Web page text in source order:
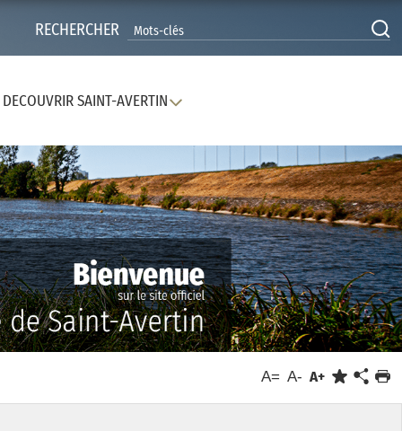
RECHERCHER
DECOUVRIR SAINT-AVERTIN
A= A- A+